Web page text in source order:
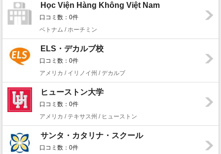
Học Viện Hàng Không Việt Nam
口コミ数：0件
ベトナム / ホーチミン
ELS・デカルブ校
口コミ数：0件
アメリカ / イリノイ州 / デカルブ
ヒューストン大学
口コミ数：0件
アメリカ / テキサス州 / ヒューストン
サンタ・カタリナ・スクール
口コミ数：0件